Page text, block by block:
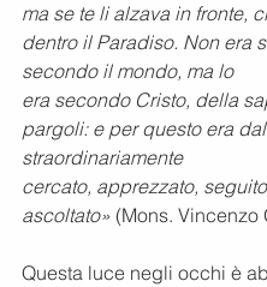
ma se te li alzava in fronte,
dentro il Paradiso. Non era
secondo il mondo, ma lo
era secondo Cristo, della
pargoli: e per questo era
straordinariamente
cercato, apprezzato,
ascoltato» (Mons. Vincenzo
Questa luce negli occhi è